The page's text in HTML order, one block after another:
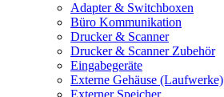
Adapter & Switchboxen
Büro Kommunikation
Drucker & Scanner
Drucker & Scanner Zubehör
Eingabegeräte
Externe Gehäuse (Laufwerke)
Externer Speicher